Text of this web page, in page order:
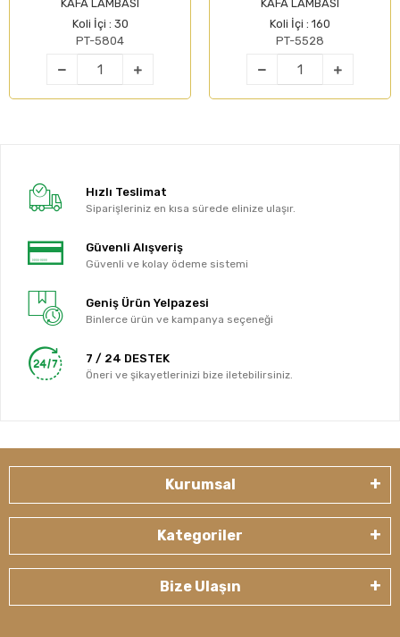
KAFA LAMBASI
Koli İçi : 30
PT-5804
KAFA LAMBASI
Koli İçi : 160
PT-5528
Hızlı Teslimat
Siparişleriniz en kısa sürede elinize ulaşır.
Güvenli Alışveriş
Güvenli ve kolay ödeme sistemi
Geniş Ürün Yelpazesi
Binlerce ürün ve kampanya seçeneği
7 / 24 DESTEK
Öneri ve şikayetlerinizi bize iletebilirsiniz.
Kurumsal
Kategoriler
Bize Ulaşın